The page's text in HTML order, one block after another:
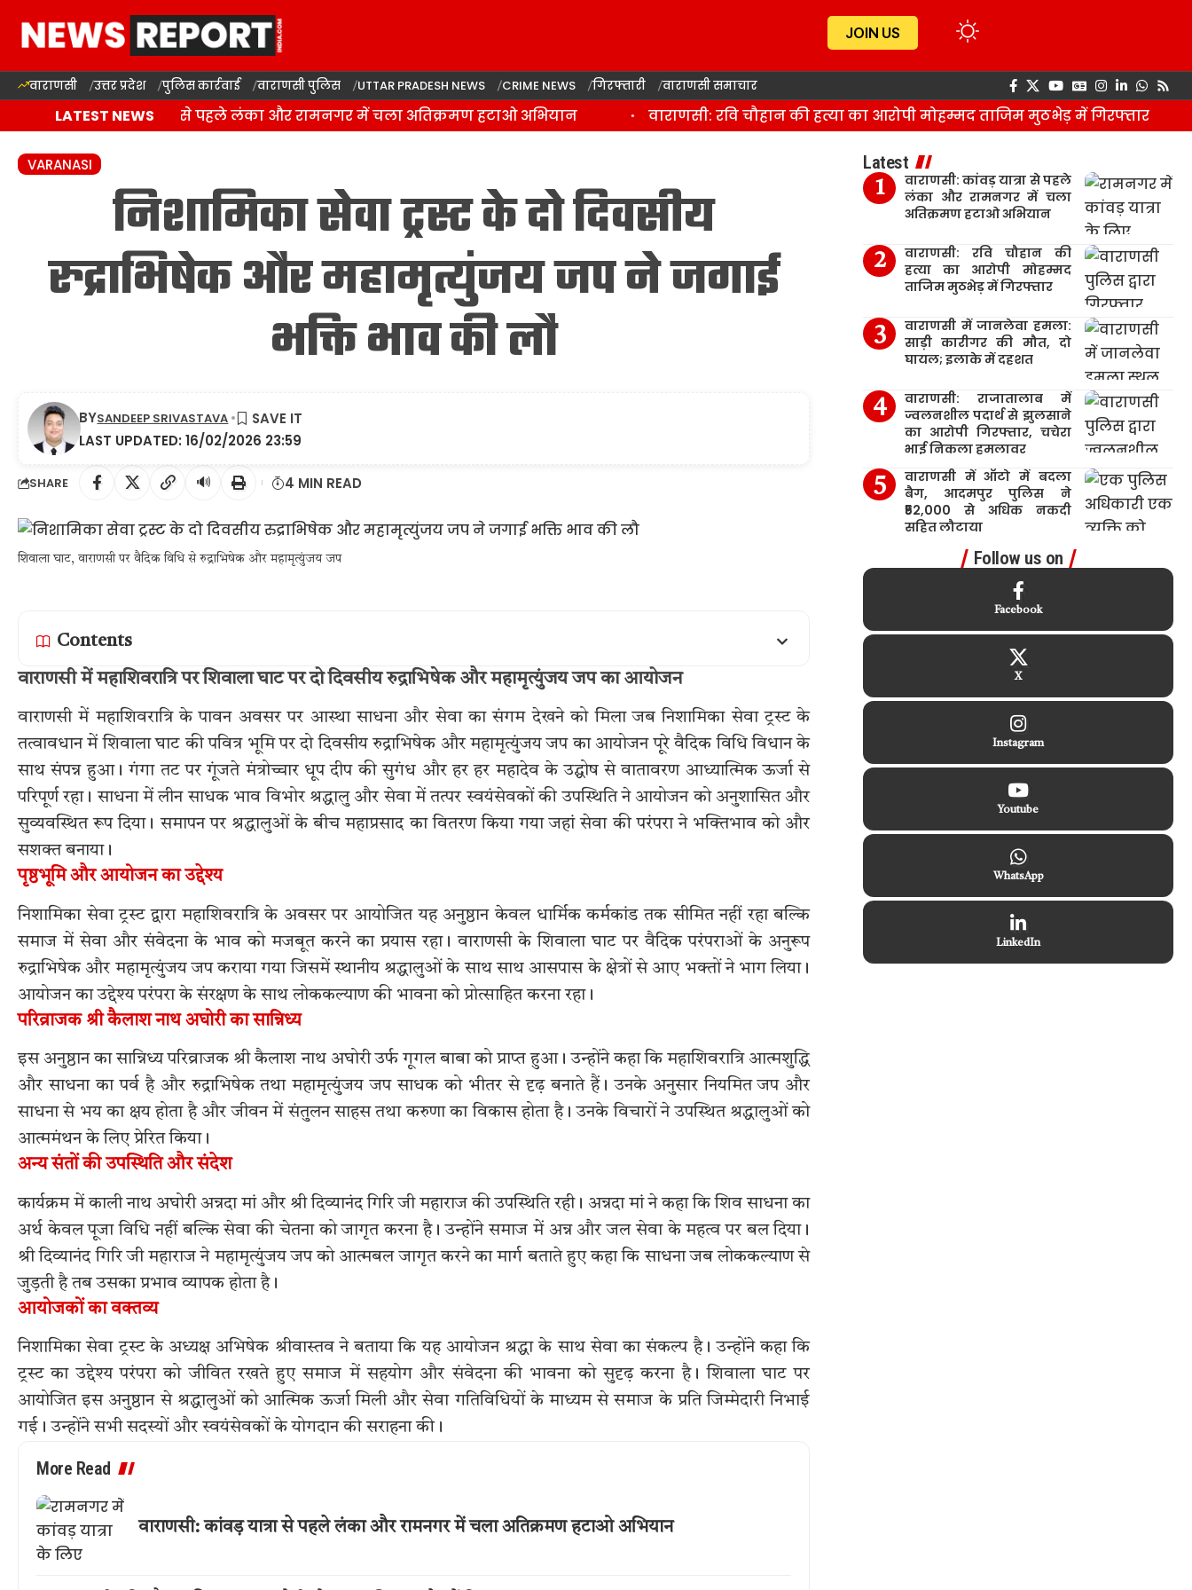
JOIN US
वाराणसी उत्तर प्रदेश पुलिस कार्रवाई वाराणसी पुलिस UTTAR PRADESH NEWS CRIME NEWS गिरफ्तारी वाराणसी समाचार
LATEST NEWS
वाराणसी: कांवड़ यात्रा से पहले लंका और रामनगर में चला अतिक्रमण हटाओ अभियान वाराणसी: रवि चौहान की हत्या का आरोपी मोहम्मद ताजिम मुठभेड़ में गिरफ्तार
VARANASI
निशामिका सेवा ट्रस्ट के दो दिवसीय
रुद्राभिषेक और महामृत्युंजय जप ने जगाई
भक्ति भाव की लौ
LAST UPDATED: 16/02/2026 23:59
BYSANDEEP SRIVASTAVA
SHARE 🔊 4 MIN READ
शिवाला घाट, वाराणसी पर वैदिक विधि से रुद्राभिषेक और महामृत्युंजय जप
Contents
वाराणसी में महाशिवरात्रि पर शिवाला घाट पर दो दिवसीय रुद्राभिषेक और महामृत्युंजय जप का आयोजन
वाराणसी में महाशिवरात्रि के पावन अवसर पर आस्था साधना और सेवा का संगम देखने को मिला जब निशामिका सेवा ट्रस्ट के
तत्वावधान में शिवाला घाट की पवित्र भूमि पर दो दिवसीय रुद्राभिषेक और महामृत्युंजय जप का आयोजन पूरे वैदिक विधि विधान के
साथ संपन्न हुआ। गंगा तट पर गूंजते मंत्रोच्चार धूप दीप की सुगंध और हर हर महादेव के उद्घोष से वातावरण आध्यात्मिक ऊर्जा से
परिपूर्ण रहा। साधना में लीन साधक भाव विभोर श्रद्धालु और सेवा में तत्पर स्वयंसेवकों की उपस्थिति ने आयोजन को अनुशासित और
सुव्यवस्थित रूप दिया। समापन पर श्रद्धालुओं के बीच महाप्रसाद का वितरण किया गया जहां सेवा की परंपरा ने भक्तिभाव को और
सशक्त बनाया।
पृष्ठभूमि और आयोजन का उद्देश्य
निशामिका सेवा ट्रस्ट द्वारा महाशिवरात्रि के अवसर पर आयोजित यह अनुष्ठान केवल धार्मिक कर्मकांड तक सीमित नहीं रहा बल्कि
समाज में सेवा और संवेदना के भाव को मजबूत करने का प्रयास रहा। वाराणसी के शिवाला घाट पर वैदिक परंपराओं के अनुरूप
रुद्राभिषेक और महामृत्युंजय जप कराया गया जिसमें स्थानीय श्रद्धालुओं के साथ साथ आसपास के क्षेत्रों से आए भक्तों ने भाग लिया।
आयोजन का उद्देश्य परंपरा के संरक्षण के साथ लोककल्याण की भावना को प्रोत्साहित करना रहा।
परिव्राजक श्री कैलाश नाथ अघोरी का सान्निध्य
इस अनुष्ठान का सान्निध्य परिव्राजक श्री कैलाश नाथ अघोरी उर्फ गूगल बाबा को प्राप्त हुआ। उन्होंने कहा कि महाशिवरात्रि आत्मशुद्धि
और साधना का पर्व है और रुद्राभिषेक तथा महामृत्युंजय जप साधक को भीतर से दृढ़ बनाते हैं। उनके अनुसार नियमित जप और
साधना से भय का क्षय होता है और जीवन में संतुलन साहस तथा करुणा का विकास होता है। उनके विचारों ने उपस्थित श्रद्धालुओं को
आत्ममंथन के लिए प्रेरित किया।
अन्य संतों की उपस्थिति और संदेश
कार्यक्रम में काली नाथ अघोरी अन्नदा मां और श्री दिव्यानंद गिरि जी महाराज की उपस्थिति रही। अन्नदा मां ने कहा कि शिव साधना का
अर्थ केवल पूजा विधि नहीं बल्कि सेवा की चेतना को जागृत करना है। उन्होंने समाज में अन्न और जल सेवा के महत्व पर बल दिया।
श्री दिव्यानंद गिरि जी महाराज ने महामृत्युंजय जप को आत्मबल जागृत करने का मार्ग बताते हुए कहा कि साधना जब लोककल्याण से
जुड़ती है तब उसका प्रभाव व्यापक होता है।
आयोजकों का वक्तव्य
निशामिका सेवा ट्रस्ट के अध्यक्ष अभिषेक श्रीवास्तव ने बताया कि यह आयोजन श्रद्धा के साथ सेवा का संकल्प है। उन्होंने कहा कि
ट्रस्ट का उद्देश्य परंपरा को जीवित रखते हुए समाज में सहयोग और संवेदना की भावना को सुदृढ़ करना है। शिवाला घाट पर
आयोजित इस अनुष्ठान से श्रद्धालुओं को आत्मिक ऊर्जा मिली और सेवा गतिविधियों के माध्यम से समाज के प्रति जिम्मेदारी निभाई
गई। उन्होंने सभी सदस्यों और स्वयंसेवकों के योगदान की सराहना की।
More Read
वाराणसी: कांवड़ यात्रा से पहले लंका और रामनगर में चला अतिक्रमण हटाओ अभियान
Latest
वाराणसी: कांवड़ यात्रा से पहले
लंका और रामनगर में चला
अतिक्रमण हटाओ अभियान
वाराणसी: रवि चौहान की
हत्या का आरोपी मोहम्मद
ताजिम मुठभेड़ में गिरफ्तार
वाराणसी में जानलेवा हमला:
साड़ी कारीगर की मौत, दो
घायल; इलाके में दहशत
वाराणसी: राजातालाब में
ज्वलनशील पदार्थ से झुलसाने
का आरोपी गिरफ्तार, चचेरा
भाई निकला हमलावर
वाराणसी में ऑटो में बदला
बैग, आदमपुर पुलिस ने
₹52,000 से अधिक नकदी
सहित लौटाया
Follow us on
Facebook
X
Instagram
Youtube
WhatsApp
LinkedIn